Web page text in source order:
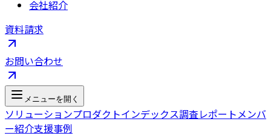
会社紹介
資料請求
お問い合わせ
メニューを開く
ソリューションプロダクトインデックス調査レポートメンバ
ー紹介支援事例